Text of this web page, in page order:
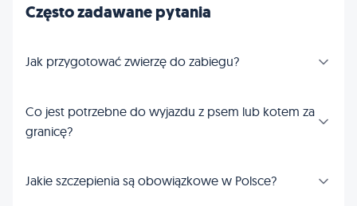
Często zadawane pytania
Jak przygotować zwierzę do zabiegu?
Co jest potrzebne do wyjazdu z psem lub kotem za
granicę?
Jakie szczepienia są obowiązkowe w Polsce?